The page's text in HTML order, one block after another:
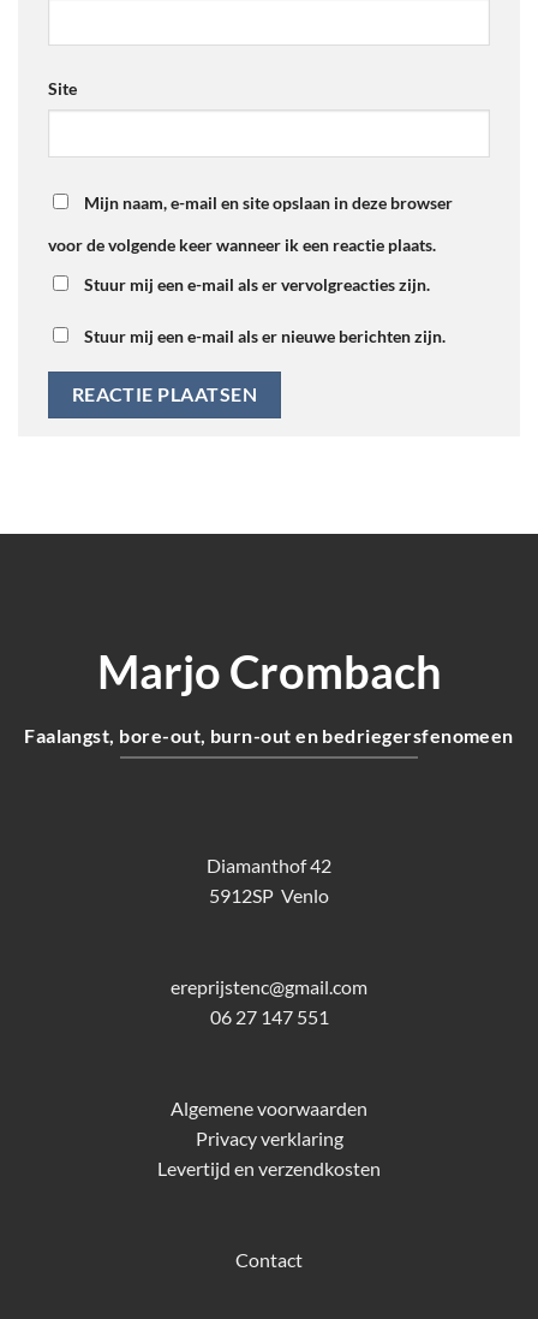
Site
Mijn naam, e-mail en site opslaan in deze browser
voor de volgende keer wanneer ik een reactie plaats.
Stuur mij een e-mail als er vervolgreacties zijn.
Stuur mij een e-mail als er nieuwe berichten zijn.
Marjo Crombach
Faalangst, bore-out, burn-out en bedriegersfenomeen
Diamanthof 42
5912SP Venlo
ereprijstenc@gmail.com
06 27 147 551
Algemene voorwaarden
Privacy verklaring
Levertijd en verzendkosten
Contact